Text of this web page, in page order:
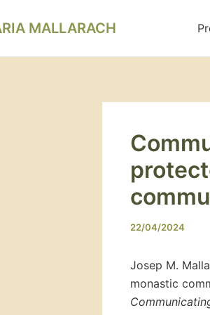
MALLARACH
22/04/2024
Josep M.
monastic
d'entrades